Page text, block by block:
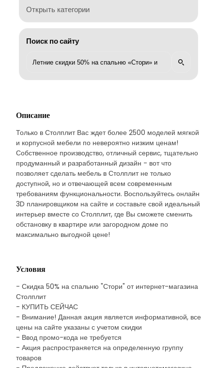
Открыть категории
Поиск по сайту
Описание
Только в Столплит Вас ждет более 2500 моделей мягкой
и корпусной мебели по невероятно низким ценам!
Собственное производство, отличный сервис, тщательно
продуманный и разработанный дизайн - вот что
позволяет сделать мебель в Столплит не только
доступной, но и отвечающей всем современным
требованиям функциональности. Воспользуйтесь онлайн
3D планировщиком на сайте и составьте свой идеальный
интерьер вместе со Столплит, где Вы сможете сменить
обстановку в квартире или загородном доме по
максимально выгодной цене!
Условия
- Скидка 50% на спальню "Стори" от интернет-магазина
Столплит
- КУПИТЬ СЕЙЧАС
- Внимание! Данная акция является информативной, все
цены на сайте указаны с учетом скидки
- Ввод промо-кода не требуется
- Акция распространяется на определенную группу
товаров